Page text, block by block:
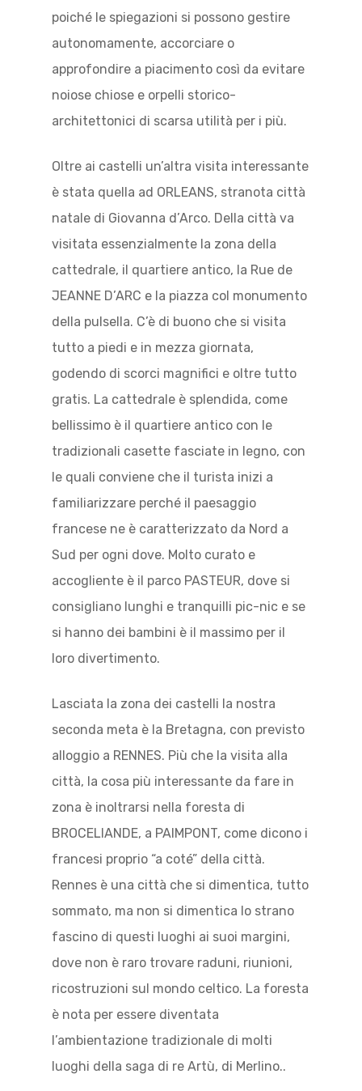
poiché le spiegazioni si possono gestire
autonomamente, accorciare o
approfondire a piacimento così da evitare
noiose chiose e orpelli storico-
architettonici di scarsa utilità per i più.
Oltre ai castelli un’altra visita interessante
è stata quella ad ORLEANS, stranota città
natale di Giovanna d’Arco. Della città va
visitata essenzialmente la zona della
cattedrale, il quartiere antico, la Rue de
JEANNE D’ARC e la piazza col monumento
della pulsella. C’è di buono che si visita
tutto a piedi e in mezza giornata,
godendo di scorci magnifici e oltre tutto
gratis. La cattedrale è splendida, come
bellissimo è il quartiere antico con le
tradizionali casette fasciate in legno, con
le quali conviene che il turista inizi a
familiarizzare perché il paesaggio
francese ne è caratterizzato da Nord a
Sud per ogni dove. Molto curato e
accogliente è il parco PASTEUR, dove si
consigliano lunghi e tranquilli pic-nic e se
si hanno dei bambini è il massimo per il
loro divertimento.
Lasciata la zona dei castelli la nostra
seconda meta è la Bretagna, con previsto
alloggio a RENNES. Più che la visita alla
città, la cosa più interessante da fare in
zona è inoltrarsi nella foresta di
BROCELIANDE, a PAIMPONT, come dicono i
francesi proprio “a coté” della città.
Rennes è una città che si dimentica, tutto
sommato, ma non si dimentica lo strano
fascino di questi luoghi ai suoi margini,
dove non è raro trovare raduni, riunioni,
ricostruzioni sul mondo celtico. La foresta
è nota per essere diventata
l’ambientazione tradizionale di molti
luoghi della saga di re Artù, di Merlino..